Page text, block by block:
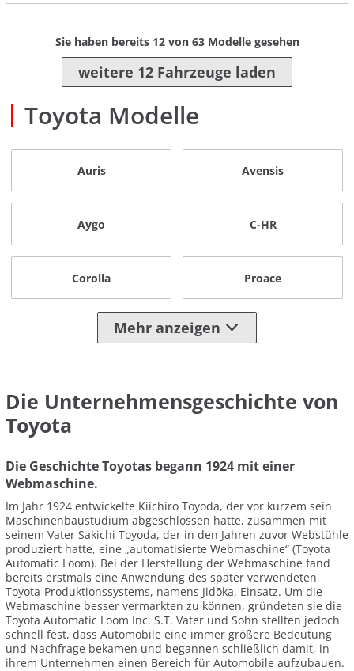
Sie haben bereits 12von 63Modelle gesehen
weitere 12 Fahrzeuge laden
Toyota Modelle
Auris Avensis
Aygo C-HR
Corolla Proace
Mehr anzeigen
Die Unternehmensgeschichte von
Toyota
Die Geschichte Toyotas begann 1924 mit einer
Webmaschine.
Im Jahr 1924 entwickelte Kiichiro Toyoda, der vor kurzem sein
Maschinenbaustudium abgeschlossen hatte, zusammen mit
seinem Vater Sakichi Toyoda, der in den Jahren zuvor Webstühle
produziert hatte, eine „automatisierte Webmaschine“ (Toyota
Automatic Loom). Bei der Herstellung der Webmaschine fand
bereits erstmals eine Anwendung des später verwendeten
Toyota-Produktionssystems, namens Jidōka, Einsatz. Um die
Webmaschine besser vermarkten zu können, gründeten sie die
Toyota Automatic Loom Inc. S.T. Vater und Sohn stellten jedoch
schnell fest, dass Automobile eine immer größere Bedeutung
und Nachfrage bekamen und begannen schließlich damit, in
ihrem Unternehmen einen Bereich für Automobile aufzubauen.